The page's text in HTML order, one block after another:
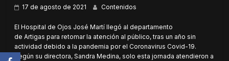
17 de agosto de 2021 Contenidos
El Hospital de Ojos José Martí llegó al departamento
de Artigas para retomar la atención al público, tras un año sin
actividad debido a la pandemia por el Coronavirus Covid-19.
Según su directora, Sandra Medina, solo esta jornada atendieron a